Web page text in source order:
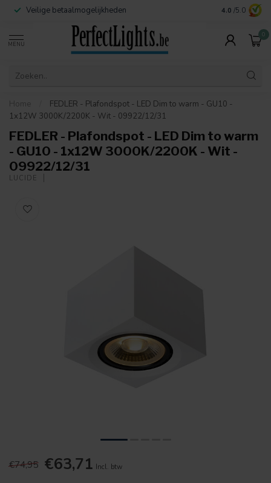
Veilige betaalmogelijkheden Contact:
4.0 /5.0
MENU
0
Home
FEDLER - Plafondspot - LED Dim to warm - GU10 -
1x12W 3000K/2200K - Wit - 09922/12/31
FEDLER - Plafondspot - LED Dim to warm
- GU10 - 1x12W 3000K/2200K - Wit -
09922/12/31
LUCIDE
€74,95 €63,71 Incl. btw